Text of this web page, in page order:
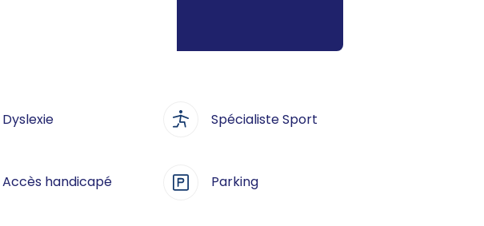
Dyslexie Spécialiste Sport
Accès handicapé Parking